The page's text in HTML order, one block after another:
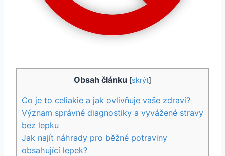
Obsah článku [skrýt]
Co je to celiakie a jak ovlivňuje vaše zdraví?
Význam správné diagnostiky a vyvážené stravy
bez lepku
Jak najít náhrady pro běžné potraviny
obsahující lepek?